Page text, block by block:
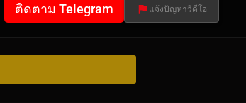
ติดตาม Telegram แจ้งปัญหาวีดีโอ